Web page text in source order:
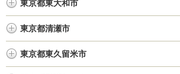
東京都東大和市
東京都清瀬市
東京都東久留米市